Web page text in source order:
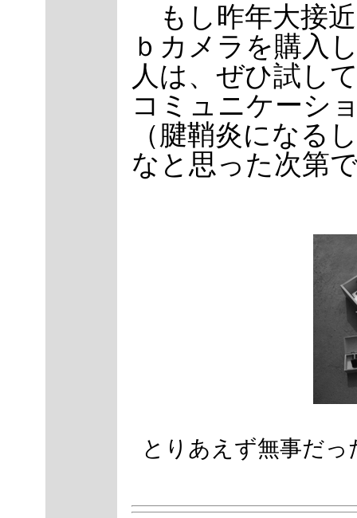
もし昨年大接
ｂカメラを購入
人は、ぜひ試し
コミュニケーシ
（腱鞘炎になる
なと思った次第
とりあえず無事だ